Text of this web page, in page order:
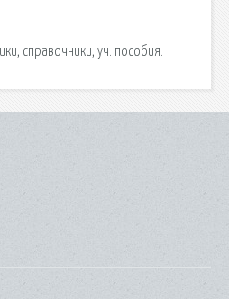
справочники, уч. пособия.